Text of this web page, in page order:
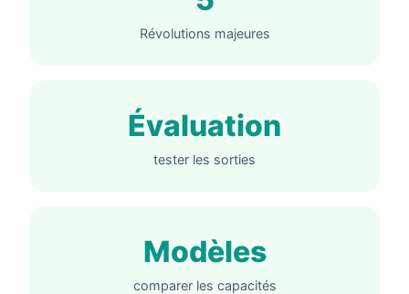
Révolutions majeures
Évaluation
tester les sorties
Modèles
comparer les capacités